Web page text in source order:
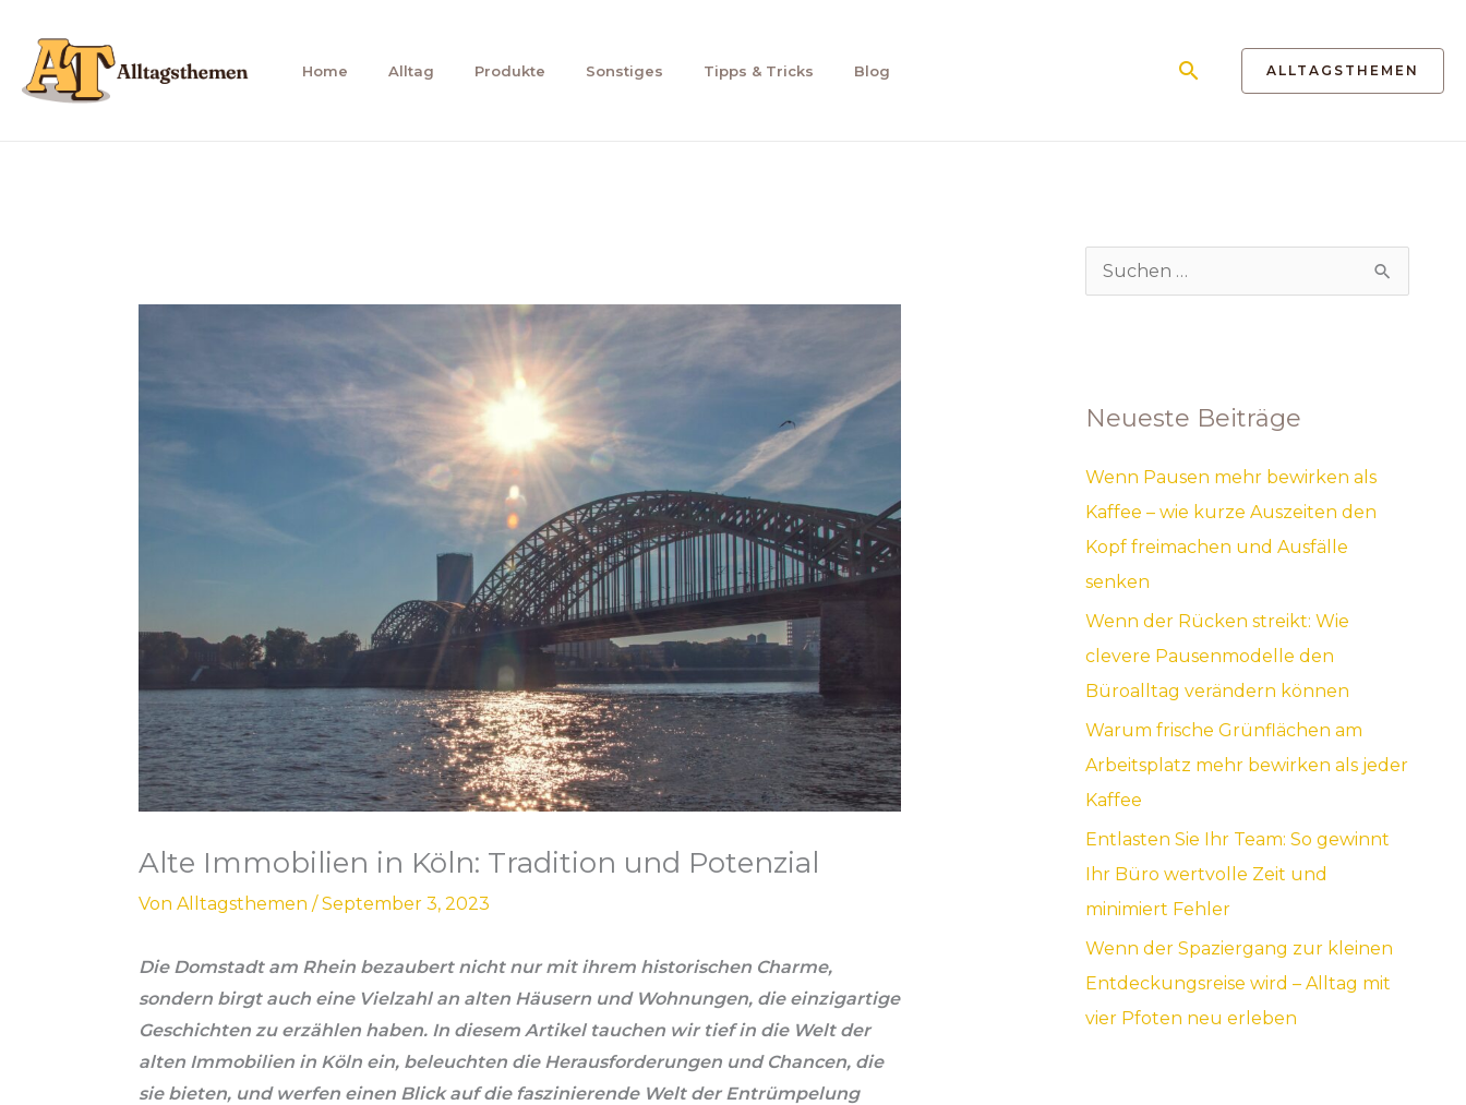
Inhalt
springen
Home Alltag Produkte Sonstiges Tipps & Tricks Blog SuchenALLTAGSTHEMEN
Alte Immobilien in Köln: Tradition und Potenzial
Von Alltagsthemen /September 3, 2023
Die Domstadt am Rhein bezaubert nicht nur mit ihrem historischen Charme,
sondern birgt auch eine Vielzahl an alten Häusern und Wohnungen, die einzigartige
Geschichten zu erzählen haben. In diesem Artikel tauchen wir tief in die Welt der
alten Immobilien in Köln ein, beleuchten die Herausforderungen und Chancen, die
sie bieten, und werfen einen Blick auf die faszinierende Welt der Entrümpelung
e
n
a
c
h
:
Neueste Beiträge
Wenn Pausen mehr bewirken als
Kaffee – wie kurze Auszeiten den
Kopf freimachen und Ausfälle
senken
Wenn der Rücken streikt: Wie
clevere Pausenmodelle den
Büroalltag verändern können
Warum frische Grünflächen am
Arbeitsplatz mehr bewirken als jeder
Kaffee
Entlasten Sie Ihr Team: So gewinnt
Ihr Büro wertvolle Zeit und
minimiert Fehler
Wenn der Spaziergang zur kleinen
Entdeckungsreise wird – Alltag mit
vier Pfoten neu erleben